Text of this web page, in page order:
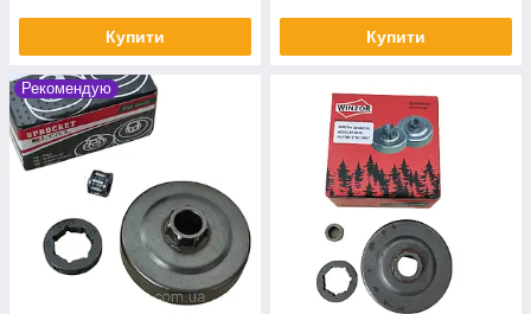
Купити Купити
Рекомендую